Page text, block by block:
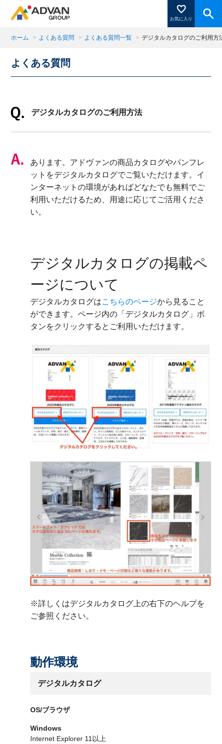
お気に入り
商品ページにある「お気に入り登録」を押すと登録した
商品がここに表示されます。
ホーム > よくある質問 > よくある質問一覧 > デジタルカタログのご利用方
よくある質問
デジタルカタログのご利用方法
あります。アドヴァンの商品カタログやパンフレ
ットをデジタルカタログでご覧いただけます。イ
ンターネットの環境があればどなたでも無料でご
利用いただけるため、用途に応じてご活用くださ
い。
デジタルカタログの掲載ペ
ージについて
デジタルカタログはこちらのページから見ること
ができます。ページ内の「デジタルカタログ」ボ
タンをクリックするとご利用いただけます。
※詳しくはデジタルカタログ上の右下のヘルプを
ご参照ください。
動作環境
デジタルカタログ
OS/ブラウザ
Windows
Internet Explorer 11以上